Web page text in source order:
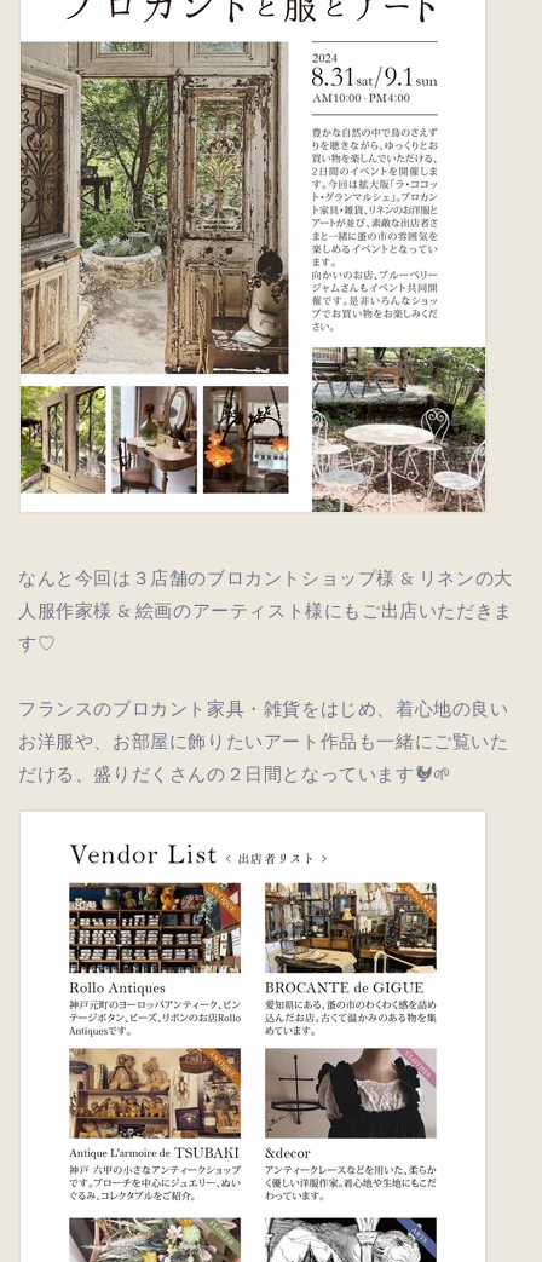
なんと今回は３店舗のブロカントショップ様 & リネンの大
人服作家様 & 絵画のアーティスト様にもご出店いただきま
す♡
フランスのブロカント家具・雑貨をはじめ、着心地の良い
お洋服や、お部屋に飾りたいアート作品も一緒にご覧いた
だける、盛りだくさんの２日間となっています🐓🌱